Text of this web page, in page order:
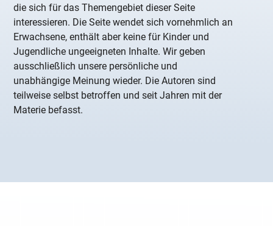
die sich für das Themengebiet dieser Seite
interessieren. Die Seite wendet sich vornehmlich an
Erwachsene, enthält aber keine für Kinder und
Jugendliche ungeeigneten Inhalte. Wir geben
ausschließlich unsere persönliche und
unabhängige Meinung wieder. Die Autoren sind
teilweise selbst betroffen und seit Jahren mit der
Materie befasst.